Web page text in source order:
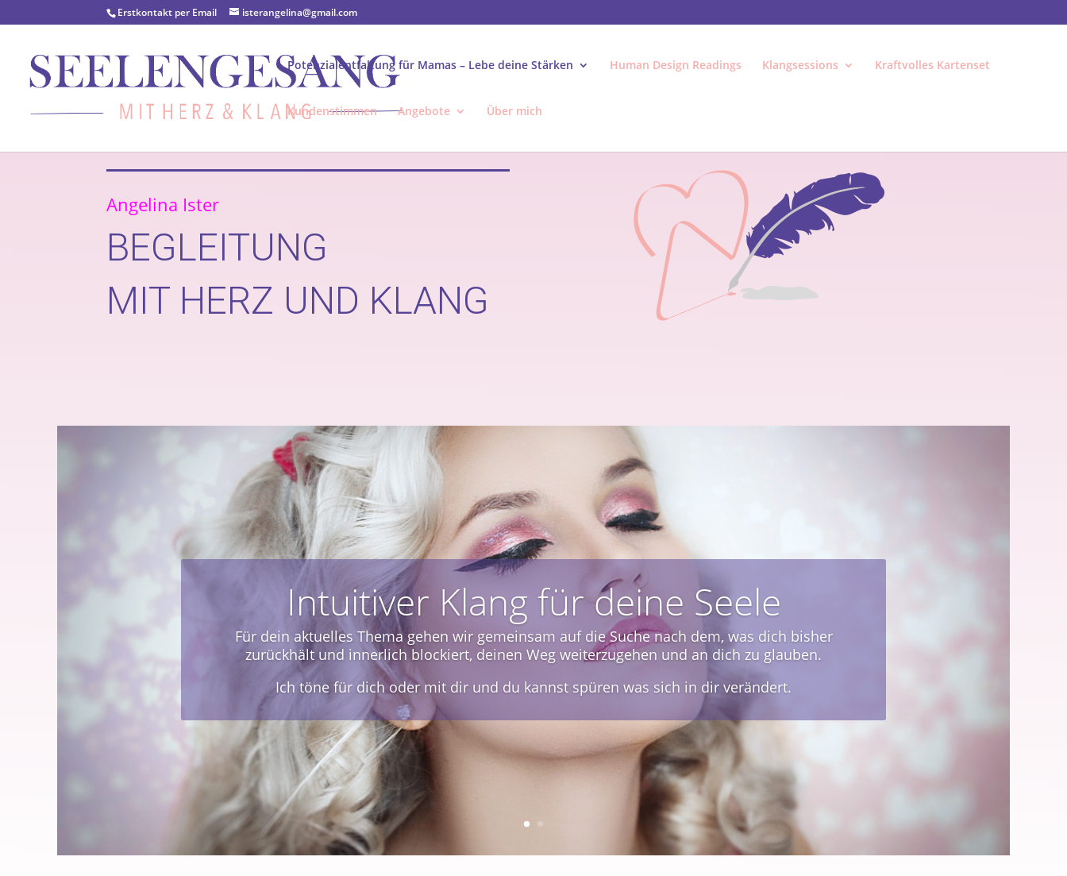
Erstkontakt per Email isterangelina@gmail.com
Potenzialentfaltung für Mamas – Lebe deine Stärken Human Design Readings Klangsessions Kraftvolles Kartenset
Kundenstimmen Angebote Über mich
Angelina Ister
BEGLEITUNG
MIT HERZ UND KLANG
1 zu 1 begleitende Klangsessions
Oft ist der Klang eine Hilfe auf dem Weg den nächsten Schritt zu machen, Altes loszulassen oder
mehr bei sich selbst anzukommen und sich selbst besser zu spüren.
Damit begleite ich dich 1 zu 1 auf deinem Weg.